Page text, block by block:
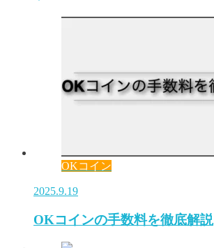
OKコイン
2025.9.19
OKコインの手数料を徹底解説